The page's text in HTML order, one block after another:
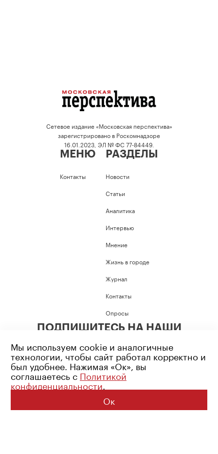
Сетевое издание «Московская перспектива»
зарегистрировано в Роскомнадзоре
16.01.2023, ЭЛ № ФС 77-84449.
МЕНЮ
Контакты
РАЗДЕЛЫ
Новости
Статьи
Аналитика
Интервью
Мнение
Жизнь в городе
Журнал
Контакты
Опросы
ПОДПИШИТЕСЬ НА НАШИ
Возрастное ограничение: 16+
Политика конфиденциальности
© 2026 Все права защищены
Мы используем cookie и аналогичные
технологии, чтобы сайт работал корректно и
был удобнее. Нажимая «Ок», вы
соглашаетесь с Политикой
конфиденциальности.
Ок